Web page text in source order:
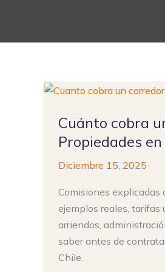
Cuánto cobra
Propiedades en
Diciembre 15, 2025
Comisiones explicadas
ejemplos reales, tarifas
arriendos,
saber antes de
Chile.
Cuánto
un
corredor
Propiedades
en
Chile?